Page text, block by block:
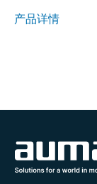
产品详情